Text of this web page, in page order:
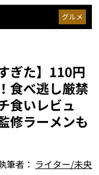
グルメ
ぎた】110円
食べ逃し厳禁
食いレビュ
修ラーメンも
筆者： ライター/未央